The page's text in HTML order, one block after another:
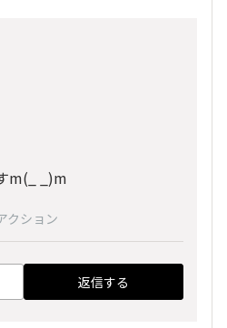
m(_ _)m
クション
返信する